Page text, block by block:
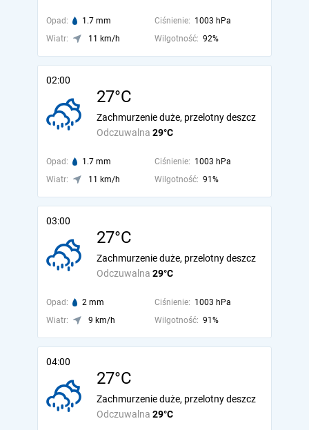
Opad: 1.7 mm Ciśnienie: 1003 hPa
Wiatr:
11 km/h Wilgotność: 92%
02:00
27°C
Odczuwalna 29°C
Zachmurzenie duże, przelotny deszcz
Opad: 1.7 mm Ciśnienie: 1003 hPa
Wiatr:
11 km/h Wilgotność: 91%
03:00
27°C
Odczuwalna 29°C
Zachmurzenie duże, przelotny deszcz
Opad: 2 mm Ciśnienie: 1003 hPa
Wiatr:
9 km/h Wilgotność: 91%
04:00
27°C
Odczuwalna 29°C
Zachmurzenie duże, przelotny deszcz